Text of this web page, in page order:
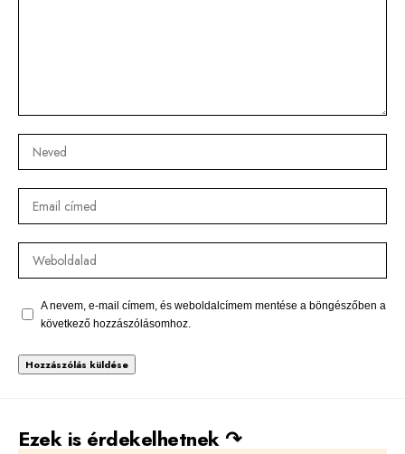
A nevem, e-mail címem, és weboldalcímem mentése a böngészőben a
következő hozzászólásomhoz.
Ezek is érdekelhetnek ↷